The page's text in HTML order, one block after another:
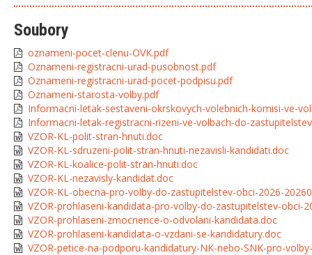
Soubory
oznameni-pocet-clenu-OVK.pdf
Oznameni-registracni-urad-pusobnost.pdf
Oznameni-registracni-urad-pocet-podpisu.pdf
Oznameni-starosta-volby.pdf
Informacni-letak-sestaveni-okrskovych-volebnich-komisi-ve-
Informacni-letak-registracni-rizeni-ve-volbach-do-
VZOR-KL-polit-stran-hnuti.doc
VZOR-KL-sdruzeni-polit-stran-hnuti-nezavisli-kandidati.doc
VZOR-KL-koalice-polit-stran-hnuti.doc
VZOR-KL-nezavisly-kandidat.doc
VZOR-KL-obecna-pro-volby-do-zastupitelstev-obci-2026-
VZOR-prohlaseni-kandidata-pro-volby-do-zastupitelstev-obci-
VZOR-prohlaseni-zmocnence-o-odvolani-kandidata.doc
VZOR-prohlaseni-kandidata-o-vzdani-se-kandidatury.doc
VZOR-petice-na-podporu-kandidatury-NK-nebo-SNK-pro-